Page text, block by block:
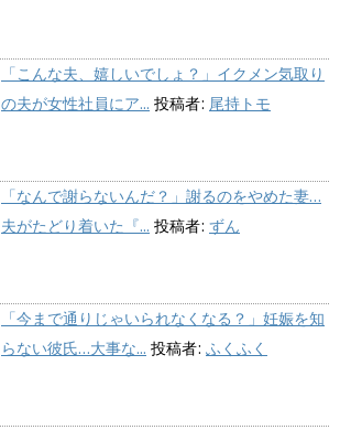
「こんな夫、嬉しいでしょ？」イクメン気取り
の夫が女性社員にア... 投稿者: 尾持トモ
「なんで謝らないんだ？」謝るのをやめた妻…
夫がたどり着いた『... 投稿者: ずん
「今まで通りじゃいられなくなる？」妊娠を知
らない彼氏…大事な... 投稿者: ふくふく